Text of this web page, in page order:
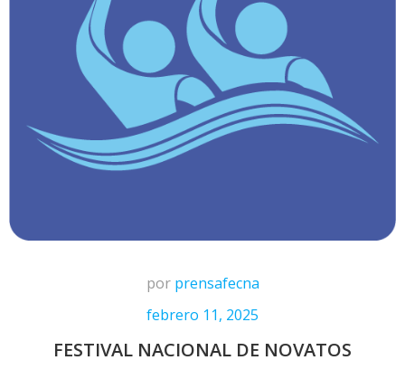
por prensafecna
febrero 11, 2025
FESTIVAL NACIONAL DE NOVATOS